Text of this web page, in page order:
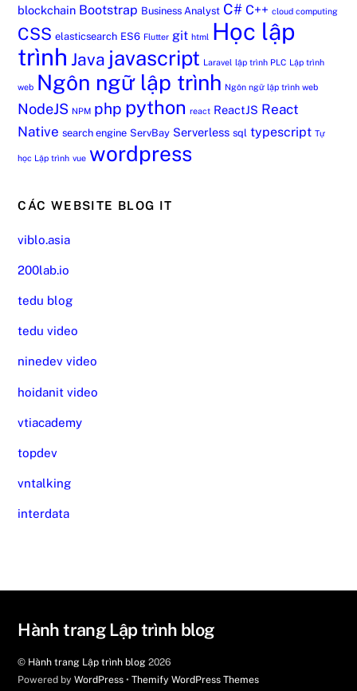
blockchain Bootstrap Business Analyst C# C++ cloud computing
CSS elasticsearch ES6 Flutter git html Học lập
trình Java javascript Laravel lập trình PLC Lập trình
web Ngôn ngữ lập trình Ngôn ngữ lập trình web
NodeJS NPM php python react ReactJS React
Native search engine ServBay Serverless sql typescript Tự
học Lập trình vue wordpress
CÁC WEBSITE BLOG IT
viblo.asia
200lab.io
tedu blog
tedu video
ninedev video
hoidanit video
vtiacademy
topdev
vntalking
interdata
Hành trang Lập trình blog
© Hành trang Lập trình blog 2026
Powered byWordPress •Themify WordPress Themes